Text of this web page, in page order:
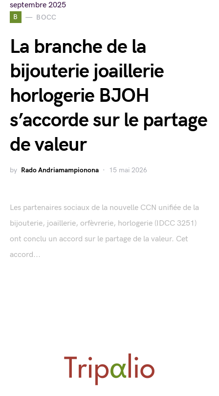
B BOCC
La branche de la
bijouterie joaillerie
horlogerie BJOH
s’accorde sur le partage
de valeur
by Rado Andriamampionona 15 mai 2026
Les partenaires sociaux de la nouvelle CCN unifiée de la
bijouterie, joaillerie, orfèvrerie, horlogerie (IDCC 3251)
ont conclu un accord sur le partage de la valeur. Cet
accord...
septembre 2025